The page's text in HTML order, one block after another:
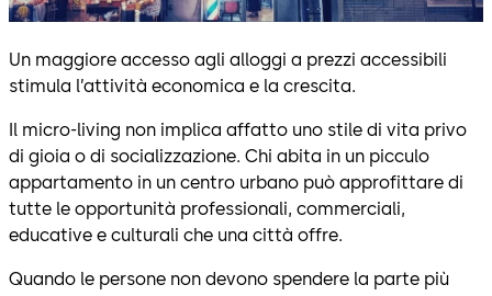
Un maggiore accesso agli alloggi a prezzi accessibili
stimula l’attività economica e la crescita.
Il micro-living non implica affatto uno stile di vita privo
di gioia o di socializzazione. Chi abita in un picculo
appartamento in un centro urbano può approfittare di
tutte le opportunità professionali, commerciali,
educative e culturali che una città offre.
Quando le persone non devono spendere la parte più